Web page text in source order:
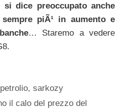
dice preoccupato anche
piÃ¹ in aumento e
… Staremo a vedere
petrolio,sarkozy
il calo del prezzo del